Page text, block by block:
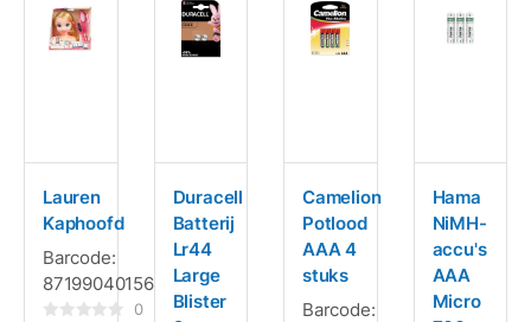
Lauren
Kaphoofd
Barcode:
8719904015646
0
Duracell
Batterij
Lr44
Large
Blister
Camelion
Potlood
AAA 4
stuks
Barcode:
Hama
NiMH-
accu's
AAA
Micro